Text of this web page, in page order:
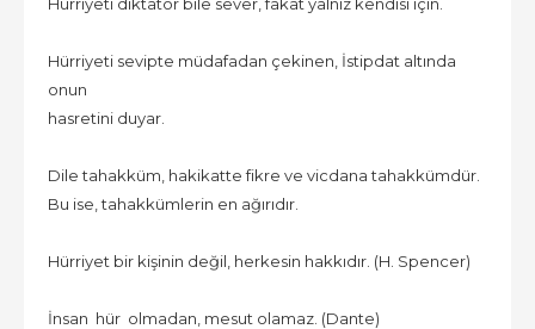
Hürriyeti sevipte müdafadan çekinen, İstipdat altında
onun
hasretini duyar.
Dile tahakküm, hakikatte fikre ve vicdana tahakkümdür.
Bu ise, tahakkümlerin en ağırıdır.
Hürriyet bir kişinin değil, herkesin hakkıdır. (H. Spencer)
İnsan hür olmadan, mesut olamaz. (Dante)